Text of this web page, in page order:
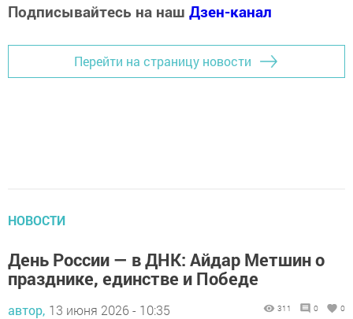
Подписывайтесь на наш Дзен-канал
Перейти на страницу новости
НОВОСТИ
День России — в ДНК: Айдар Метшин о
празднике, единстве и Победе
автор, 13 июня 2026 - 10:35 311 0 0